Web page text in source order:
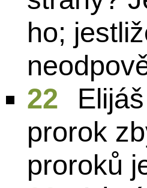
ho;
22
prorok
proroků